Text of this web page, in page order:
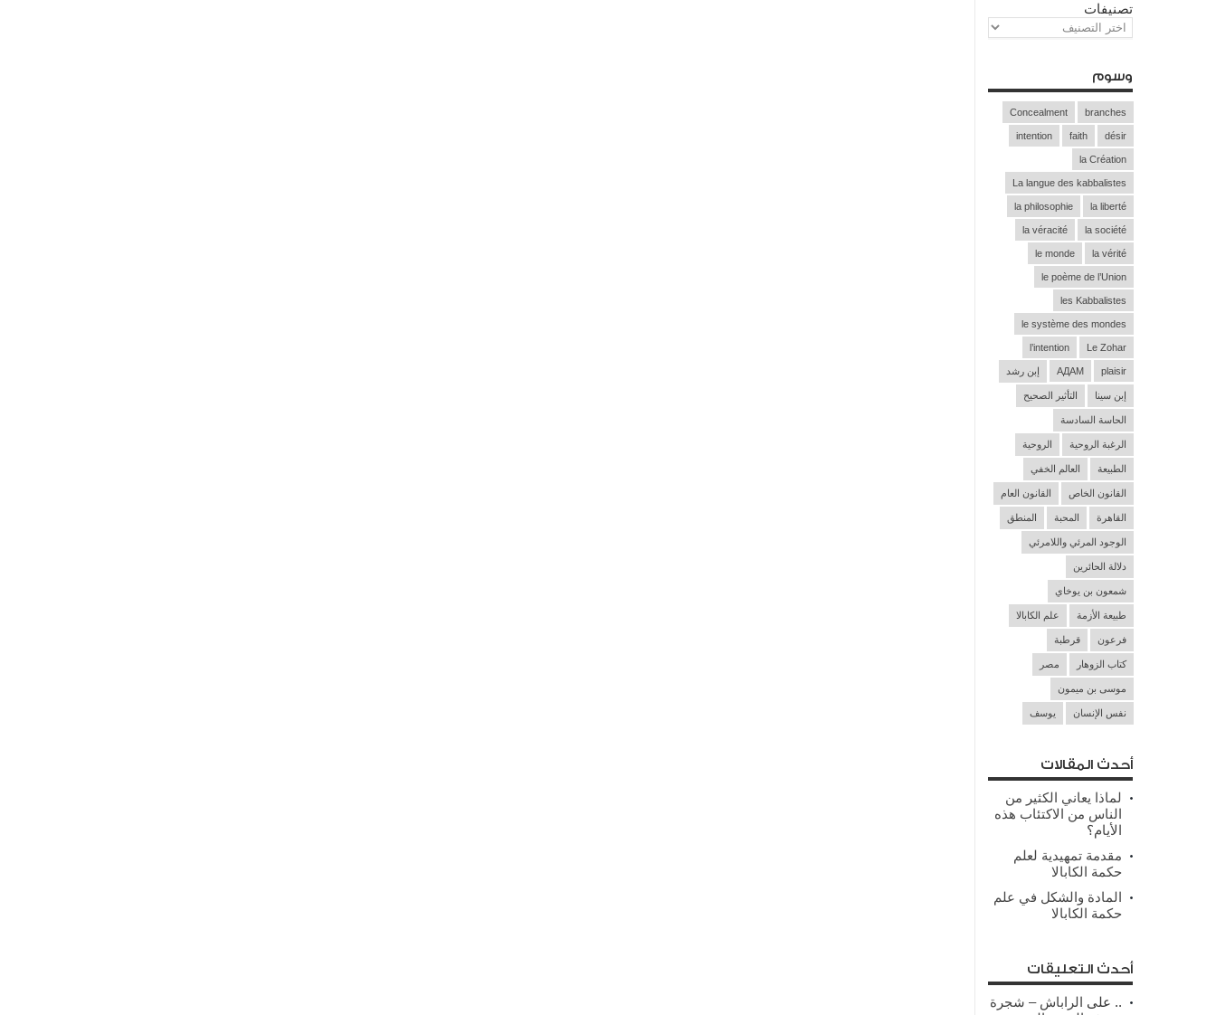
تصنيفات
وسوم
branches
Concealment
désir
faith
intention
la Création
La langue des kabbalistes
la liberté
la philosophie
la société
la véracité
la vérité
le monde
le poème de l’Union
les Kabbalistes
le système des mondes
Le Zohar
l’intention
plaisir
АДАМ إبن رشد
إبن سينا التأثير الصحيح
الحاسة السادسة
الرغبة الروحية الروحية
الطبيعة العالم الخفي
القانون الخاص القانون العام
القاهرة المحبة المنطق
الوجود المرئي واللامرئي
دلالة الحائرين
شمعون بن يوخاي
طبيعة الأزمة علم الكابالا
فرعون قرطبة
كتاب الزوهار مصر
موسى بن ميمون
نفس الإنسان يوسف
أحدث المقالات
لماذا يعاني الكثير من
الناس من الاكتئاب هذه
الأيام؟
مقدمة تمهيدية لعلم
حكمة الكابالا
المادة والشكل في علم
حكمة الكابالا
أحدث التعليقات
.. على الراباش – شجرة